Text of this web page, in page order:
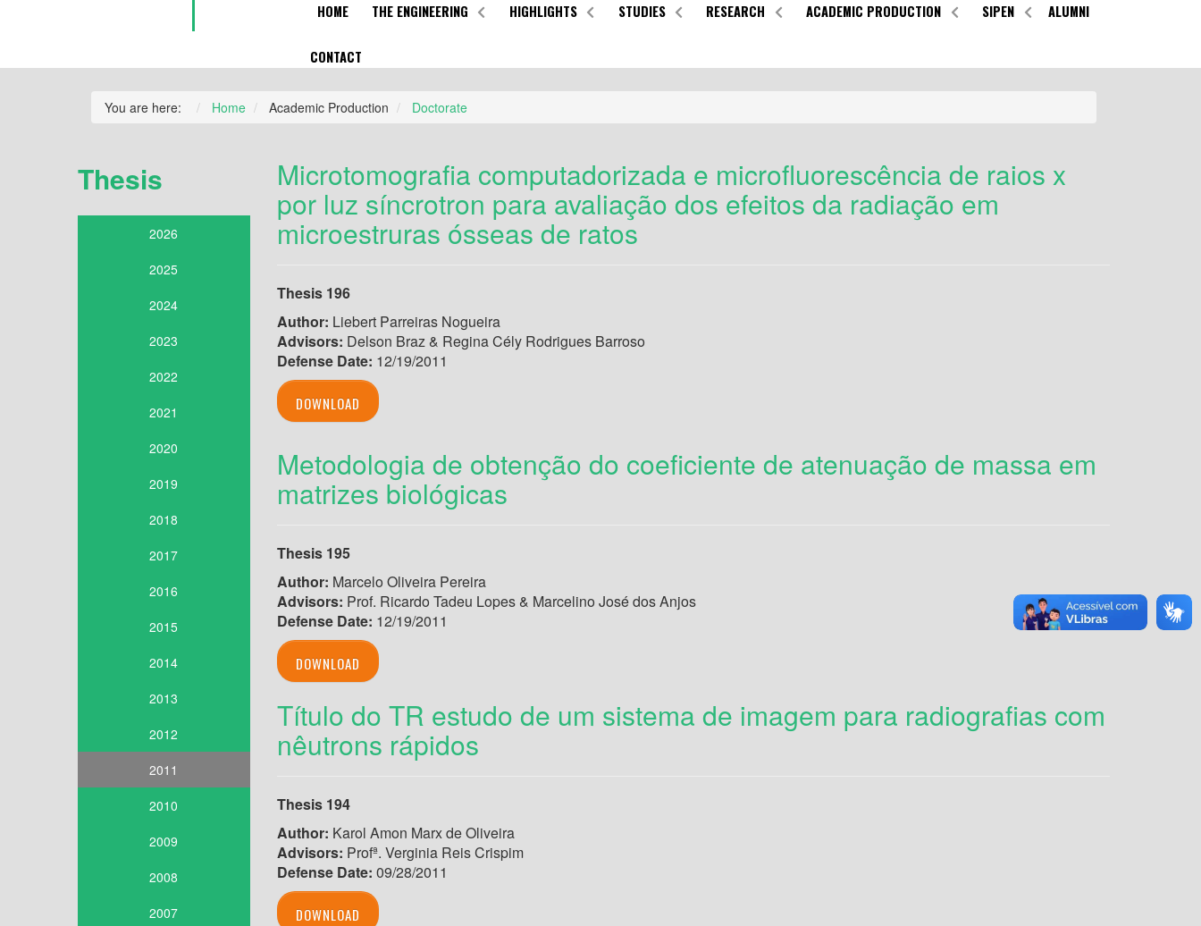
HOME THE ENGINEERING HIGHLIGHTS STUDIES RESEARCH ACADEMIC PRODUCTION SIPEN ALUMNI
CONTACT
You are here: Home Academic Production Doctorate
Thesis
2026
2025
2024
2023
2022
2021
2020
2019
2018
2017
2016
2015
2014
2013
2012
2011
2010
2009
2008
2007
Microtomografia computadorizada e microfluorescência de raios x
por luz síncrotron para avaliação dos efeitos da radiação em
microestruras ósseas de ratos
Thesis 196
Author: Liebert Parreiras Nogueira
Advisors: Delson Braz & Regina Cély Rodrigues Barroso
Defense Date: 12/19/2011
DOWNLOAD
Metodologia de obtenção do coeficiente de atenuação de massa em
matrizes biológicas
Thesis 195
Author: Marcelo Oliveira Pereira
Advisors: Prof. Ricardo Tadeu Lopes & Marcelino José dos Anjos
Defense Date: 12/19/2011
DOWNLOAD
Título do TR estudo de um sistema de imagem para radiografias com
nêutrons rápidos
Thesis 194
Author: Karol Amon Marx de Oliveira
Advisors: Profª. Verginia Reis Crispim
Defense Date: 09/28/2011
DOWNLOAD